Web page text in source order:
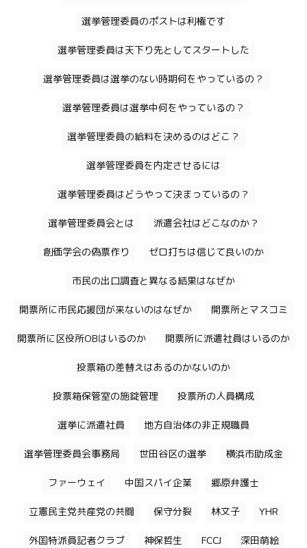
選挙管理委員のポストは利権です
選挙管理委員は天下り先としてスタートした
選挙管理委員は選挙のない時期何をやっているの？
選挙管理委員は選挙中何をやっているの？
選挙管理委員の給料を決めるのはどこ？
選挙管理委員を内定させるには
選挙管理委員はどうやって決まっているの？
選挙管理委員会とは 派遣会社はどこなのか？
創価学会の偽票作り ゼロ打ちは信じて良いのか
市民の出口調査と異なる結果はなぜか
開票所に市民応援団が来ないのはなぜか 開票所とマスコミ
開票所に区役所OBはいるのか 開票所に派遣社員はいるのか
投票箱の差替えはあるのかないのか
投票箱保管室の施錠管理 投票所の人員構成
選挙に派遣社員 地方自治体の非正規職員
選挙管理委員会事務局 世田谷区の選挙 横浜市助成金
ファーウェイ 中国スパイ企業 郷原弁護士
立憲民主党共産党の共闘 保守分裂 林文子 YHR
外国特派員記者クラブ 神保哲生 FCCJ 深田萌絵